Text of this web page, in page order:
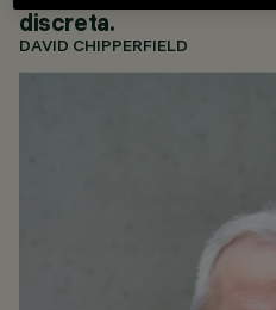
discreta.
DAVID CHIPPERFIELD